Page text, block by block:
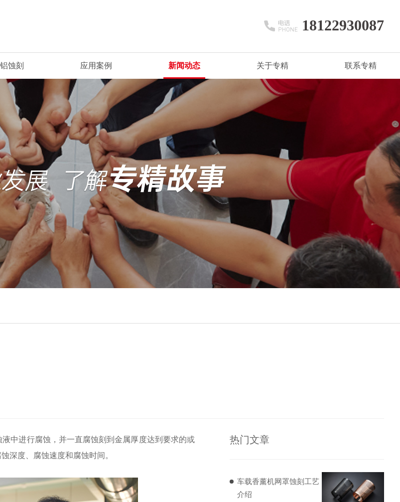
18122930087
铝蚀刻 应用案例 新闻动态 关于专精 联系专精
中进行腐蚀，并一直腐蚀刻到金属厚度达到要求的或
深度、腐蚀速度和腐蚀时间。
热门文章
车载香薰机网罩蚀刻工艺
介绍